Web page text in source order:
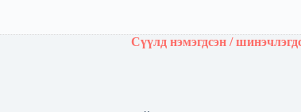
Сүүлд нэмэгдсэн /